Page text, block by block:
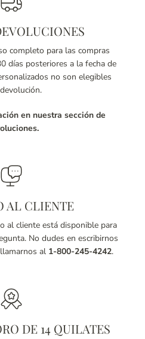
completo para las compras
días posteriores a la fecha de
no son elegibles
en nuestra sección de
AL CLIENTE
al cliente está disponible para
No dudes en escribirnos
al 1-800-245-4242.
DE 14 QUILATES